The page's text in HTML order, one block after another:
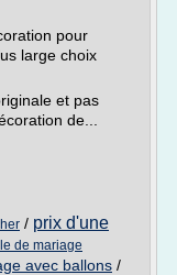
pour
large choix
et pas
de...
/ prix d'une
de mariage
avec ballons /